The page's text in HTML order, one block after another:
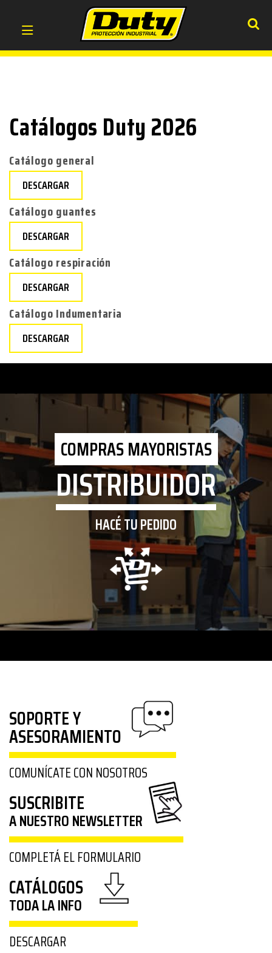
Catálogos Duty 2026
Catálogo general
DESCARGAR
Catálogo guantes
DESCARGAR
Catálogo respiración
DESCARGAR
Catálogo Indumentaria
DESCARGAR
COMPRAS MAYORISTAS
DISTRIBUIDOR
HACÉ TU PEDIDO
SOPORTE Y
ASESORAMIENTO
COMUNÍCATE CON NOSOTROS
SUSCRIBITE
A NUESTRO NEWSLETTER
COMPLETÁ EL FORMULARIO
CATÁLOGOS
TODA LA INFO
DESCARGAR